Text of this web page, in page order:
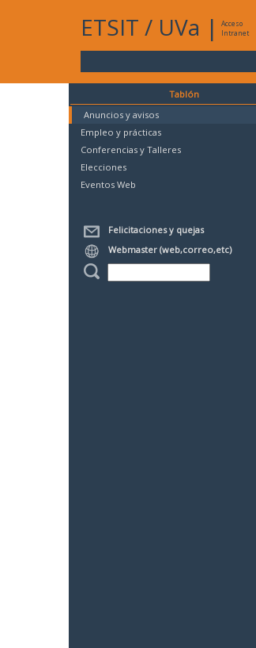
ETSIT / UVa |
Acceso
Intranet
Tablón
Anuncios y avisos
Empleo y prácticas
Conferencias y Talleres
Elecciones
Eventos Web
Felicitaciones y quejas
Webmaster (web,correo,etc)